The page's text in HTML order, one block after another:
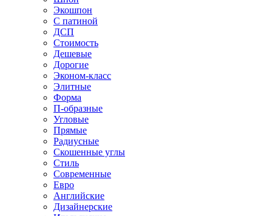
Экошпон
С патиной
ДСП
Стоимость
Дешевые
Дорогие
Эконом-класс
Элитные
Форма
П-образные
Угловые
Прямые
Радиусные
Скошенные углы
Стиль
Современные
Евро
Английские
Дизайнерские